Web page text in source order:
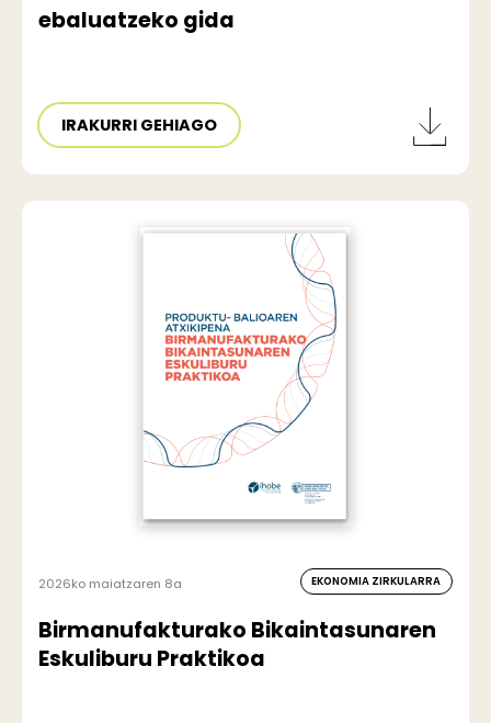
ebaluatzeko gida
IRAKURRI GEHIAGO
2026ko maiatzaren 8a EKONOMIA ZIRKULARRA
Birmanufakturako Bikaintasunaren
Eskuliburu Praktikoa